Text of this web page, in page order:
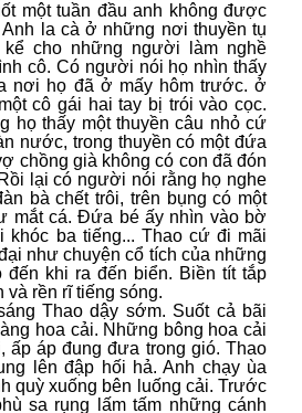
một tuần đầu anh không được
la cà ở những nơi thuyền tụ
kể cho những người làm nghề
cô. Có người nói họ nhìn thấy
nơi họ đã ở mấy hôm trước. ở
cô gái hai tay bị trói vào cọc.
họ thấy một thuyền câu nhỏ cứ
nước, trong thuyền có một đứa
chồng già không có con đã đón
lại có người nói rằng họ nghe
bà chết trôi, trên bụng có một
mắt cá. Đứa bé ấy nhìn vào bờ
ba tiếng... Thao cứ đi mãi
như chuyện cổ tích của những
khi ra đến biển. Biền tít tắp
và rền rĩ tiếng sóng.
Thao dậy sớm. Suốt cả bãi
hoa cải. Những bông hoa cải
ấp áp đung đưa trong gió. Thao
lên đập hối hả. Anh chạy ùa
quỳ xuống bên luống cải. Trước
sa rụng lấm tấm những cánh